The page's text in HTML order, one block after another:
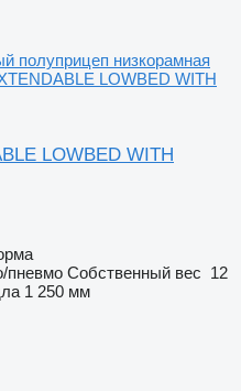
полуприцеп низкорамная
LOWBED WITH
LOWBED WITH
пневмо Собственный вес 12
1 250 мм